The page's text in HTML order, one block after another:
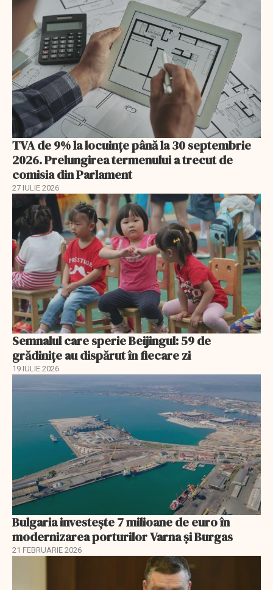
TVA de 9% la locuințe până la 30 septembrie
2026. Prelungirea termenului a trecut de
comisia din Parlament
27 IULIE 2026
Semnalul care sperie Beijingul: 59 de
grădinițe au dispărut în fiecare zi
19 IULIE 2026
Bulgaria investește 7 milioane de euro în
modernizarea porturilor Varna și Burgas
21 FEBRUARIE 2026